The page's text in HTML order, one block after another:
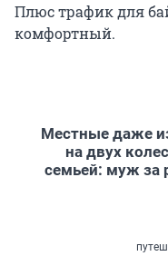
Плюс трафик для
комфортный.
Местные даже
на двух
семьей: муж за